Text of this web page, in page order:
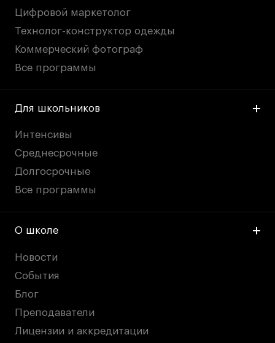
Цифровой маркетолог
Технолог-конструктор одежды
Коммерческий фотограф
Все программы
Для школьников
Интенсивы
Среднесрочные
Долгосрочные
Все программы
О школе
Новости
События
Блог
Преподаватели
Лицензии и аккредитации